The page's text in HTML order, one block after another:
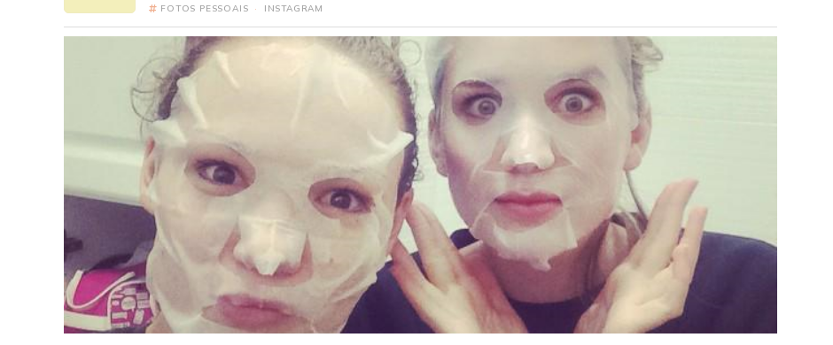
FOTOS PESSOAIS · INSTAGRAM
Five Nights at Freddy's 2
FILME
Elizabeth como Vanessa Shelly
2025
Um ano após o pesadelo sobrenatural na
Freddy Fazbear's Pizza, Abby foge para se
reconectar com seus amigos animatrônicos,
revelando segredos obscuros sobre a
verdadeira origem da Freddy's e libertando
um horror escondido há décadas.
Lucy Boomer
Elizabeth como Anna
2027?
Para salvar sua carreira, um escritor
decadente ajuda uma idosa de 93 anos a
fugir de um asilo em troca de segredos
presidenciais. A viagem rumo à Dakota do
Norte ganha contornos complexos com a
chegada de uma mochileira que desestabiliza